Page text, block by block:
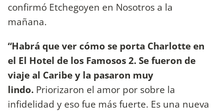
confirmó Etchegoyen en Nosotros a la
mañana.
“Habrá que ver cómo se porta Charlotte en
el El Hotel de los Famosos 2. Se fueron de
viaje al Caribe y la pasaron muy
lindo. Priorizaron el amor por sobre la
infidelidad y eso fue más fuerte. Es una nueva